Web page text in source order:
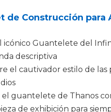
de Construcción para
Guantelete del
descriptiva
el cautivador estilo de las
guantelete de Thanos
de exhibición para